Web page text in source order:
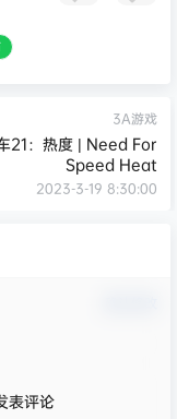
3A游戏
21：热度 | Need For
Speed Heat
2023-3-19 8:30:00
表评论